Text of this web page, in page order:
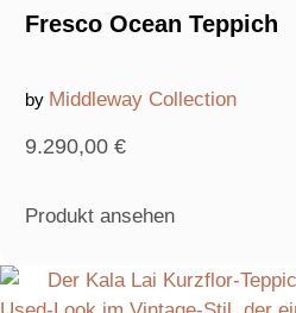
Fresco Ocean Teppich
by Middleway Collection
9.290,00 €
Produkt ansehen